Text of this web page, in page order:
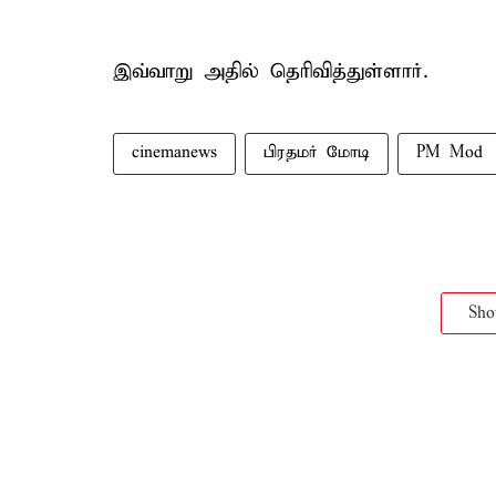
இவ்வாறு அதில் தெரிவித்துள்ளார்.
cinemanews பிரதமர் மோடி PM Mod